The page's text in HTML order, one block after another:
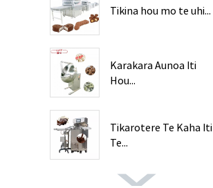
Tikina hou mo te uhi...
Karakara Aunoa Iti
Hou...
Tikarotere Te Kaha Iti
Te...